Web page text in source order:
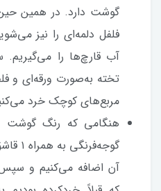
گوشت دارد. در همین حین
فلفل دلمه‌ای را نیز
آب قارچ‌ها را
تخته به‌صورت ورقه‌ای و
مربع‌های کوچک خرد
آن اضافه می‌کنیم و سپس